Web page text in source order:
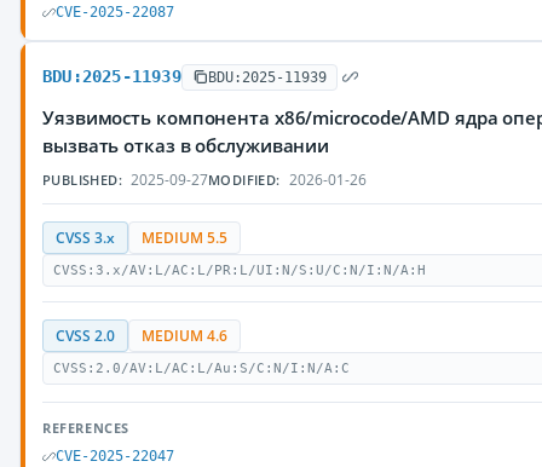
CVE-2025-22087
BDU:2025-11939 BDU:2025-11939
Уязвимость компонента x86/microcode/AMD ядра
вызвать отказ в обслуживании
PUBLISHED: 2025-09-27MODIFIED: 2026-01-26
CVSS 3.x MEDIUM 5.5
CVSS:3.x/AV:L/AC:L/PR:L/UI:N/S:U/C:N/I:N/A:H
CVSS 2.0 MEDIUM 4.6
CVSS:2.0/AV:L/AC:L/Au:S/C:N/I:N/A:C
REFERENCES
CVE-2025-22047